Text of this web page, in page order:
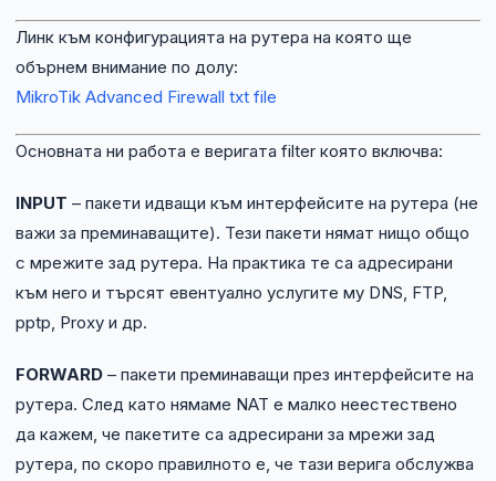
Линк към конфигурацията на рутера на която ще
обърнем внимание по долу:
MikroTik Advanced Firewall txt file
Основната ни работа е веригата filter която включва:
INPUT – пакети идващи към интерфейсите на рутера (не
важи за преминаващите). Тези пакети нямат нищо общо
с мрежите зад рутера. На практика те са адресирани
към него и търсят евентуално услугите му DNS, FTP,
pptp, Proxy и др.
FORWARD – пакети преминаващи през интерфейсите на
рутера. След като нямаме NAT е малко неестествено
да кажем, че пакетите са адресирани за мрежи зад
рутера, по скоро правилното е, че тази верига обслужва